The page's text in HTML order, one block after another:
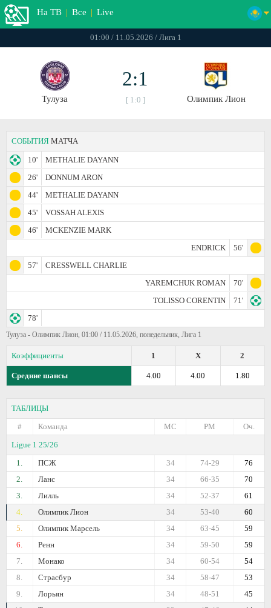
На ТВ | Все | Live
01:00 / 11.05.2026 / Лига 1
Тулуза
2:1
[ 1:0 ] Олимпик Лион
СОБЫТИЯ МАТЧА
10'
METHALIE DAYANN
26'
DONNUM ARON
44'
METHALIE DAYANN
45'
VOSSAH ALEXIS
46'
MCKENZIE MARK
ENDRICK
56'
57'
CRESSWELL CHARLIE
YAREMCHUK ROMAN
70'
TOLISSO CORENTIN
71'
78'
Тулуза - Олимпик Лион, 01:00 / 11.05.2026, понедельник, Лига 1
Коэффициенты 2
X
1
Средние шансы 1.80
4.00
4.00
ТАБЛИЦЫ
#
Команда Оч.
РМ
МС
Ligue 1 25/26
1.
ПСЖ 76
74-29
34
2.
Ланс 70
66-35
34
3.
Лилль 61
52-37
34
4.
Олимпик Лион 60
53-40
34
5.
Олимпик Марсель 59
63-45
34
6.
Ренн 59
59-50
34
7.
Монако 54
60-54
34
8.
Страсбур 53
58-47
34
9.
Лорьян 45
48-51
34